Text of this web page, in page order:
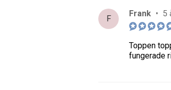
F
Frank • 5
Toppen
fungerade